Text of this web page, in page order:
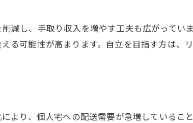
し、手取り収入を増やす工夫も広がっていま
る可能性が高まります。自立を目指す方は、
より、個人宅への配送需要が急増しているこ